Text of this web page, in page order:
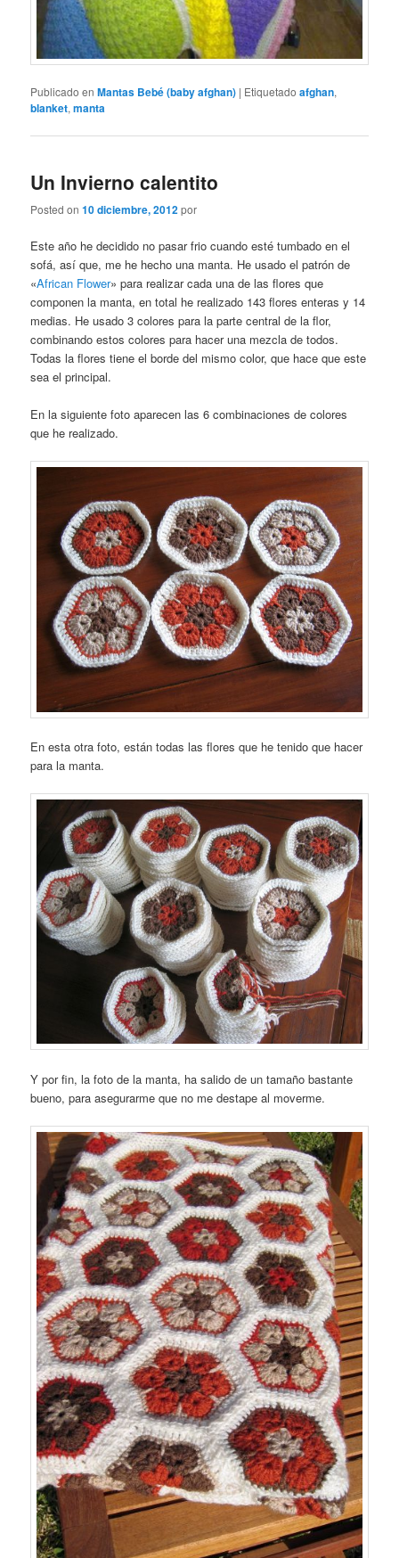
Publicado en Mantas Bebé (baby afghan) | Etiquetado afghan,
blanket,manta
Un Invierno calentito
Posted on10 diciembre, 2012por
Este año he decidido no pasar frio cuando esté tumbado en el
sofá, así que, me he hecho una manta. He usado el patrón de
«African Flower» para realizar cada una de las flores que
componen la manta, en total he realizado 143 flores enteras y 14
medias. He usado 3 colores para la parte central de la flor,
combinando estos colores para hacer una mezcla de todos.
Todas la flores tiene el borde del mismo color, que hace que este
sea el principal.
En la siguiente foto aparecen las 6 combinaciones de colores
que he realizado.
En esta otra foto, están todas las flores que he tenido que hacer
para la manta.
Y por fin, la foto de la manta, ha salido de un tamaño bastante
bueno, para asegurarme que no me destape al moverme.